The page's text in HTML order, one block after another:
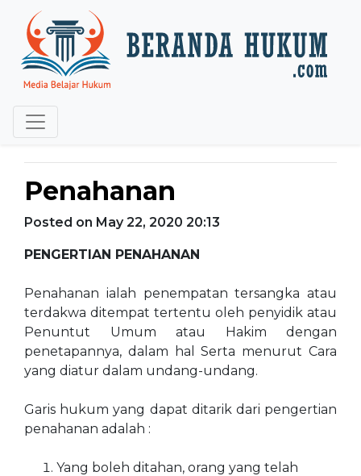
Penahanan
Posted on May 22, 2020 20:13
PENGERTIAN PENAHANAN
Penahanan ialah penempatan tersangka atau
terdakwa ditempat tertentu oleh penyidik atau
Penuntut Umum atau Hakim dengan
penetapannya, dalam hal Serta menurut Cara
yang diatur dalam undang-undang.
Garis hukum yang dapat ditarik dari pengertian
penahanan adalah :
Yang boleh ditahan, orang yang telah